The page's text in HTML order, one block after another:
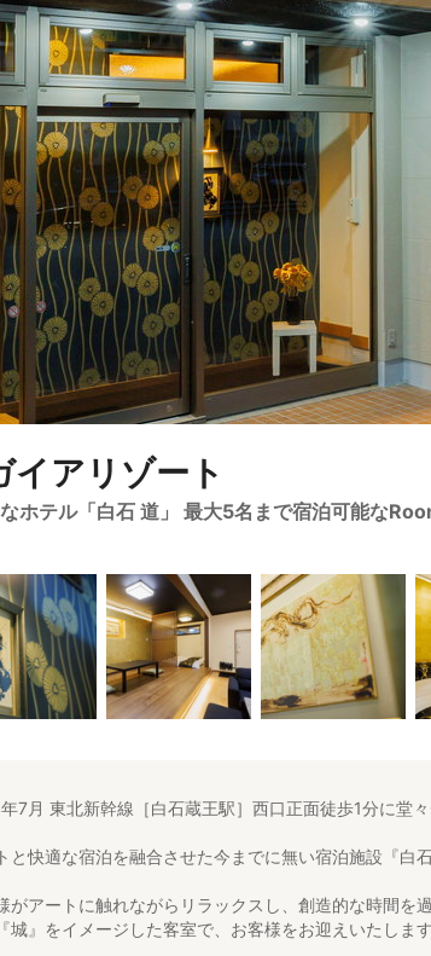
イアリゾート
ホテル「白石 道」 最大5名まで宿泊可能な
7月 東北新幹線［白石蔵王駅］西口正面徒歩1分に堂
と快適な宿泊を融合させた今までに無い宿泊施設『白
がアートに触れながらリラックスし、創造的な時間を
城』をイメージした客室で、お客様をお迎えいたします